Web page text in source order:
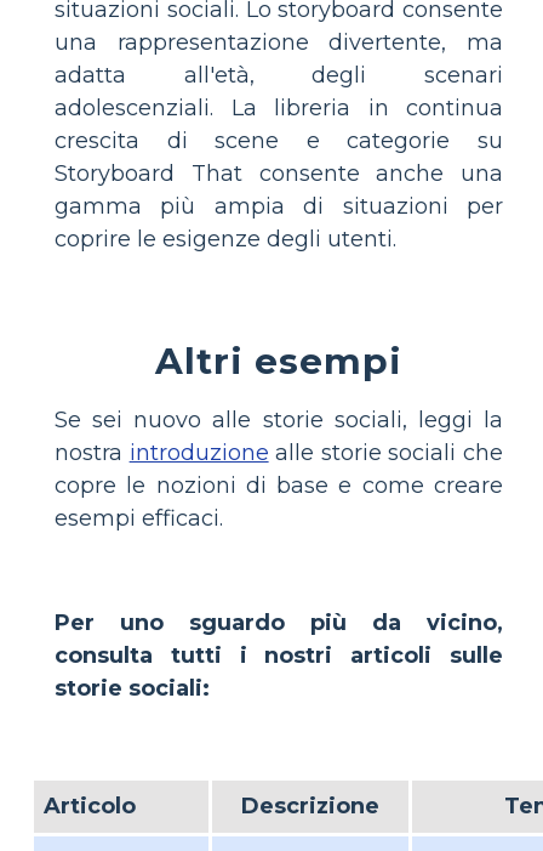
situazioni sociali. Lo storyboard consente
una rappresentazione divertente, ma
adatta all'età, degli scenari
adolescenziali. La libreria in continua
crescita di scene e categorie su
Storyboard That consente anche una
gamma più ampia di situazioni per
coprire le esigenze degli utenti.
Altri esempi
Se sei nuovo alle storie sociali, leggi la
nostra introduzione alle storie sociali che
copre le nozioni di base e come creare
esempi efficaci.
Per uno sguardo più da vicino,
consulta tutti i nostri articoli sulle
storie sociali:
Articolo Descrizione